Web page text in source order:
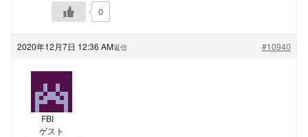
0
2020年12月7日 12:36 AM #10940
返信
FBI
ゲスト